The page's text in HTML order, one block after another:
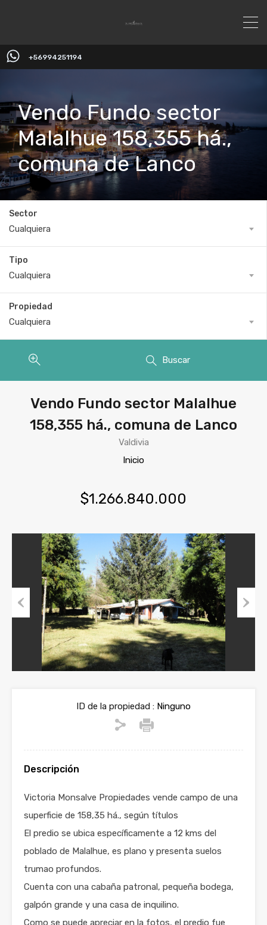
+56994251194
Vendo Fundo sector
Malalhue 158,355 há.,
comuna de Lanco
Sector
Cualquiera
Tipo
Cualquiera
Propiedad
Cualquiera
Buscar
Vendo Fundo sector Malalhue
158,355 há., comuna de Lanco
Valdivia
Inicio
$1.266.840.000
Previous
ID de la propiedad : Ninguno
Descripción
Victoria Monsalve Propiedades vende campo de una
superficie de 158,35 há., según títulos
El predio se ubica específicamente a 12 kms del
poblado de Malalhue, es plano y presenta suelos
trumao profundos.
Cuenta con una cabaña patronal, pequeña bodega,
galpón grande y una casa de inquilino.
Como se puede apreciar en la fotos, el predio fue